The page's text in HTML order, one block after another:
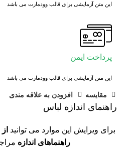
این متن آزمایشی برای قالب وودمارت می باشد
پرداخت ایمن
این متن آزمایشی برای قالب وودمارت می باشد
مقايسه افزودن به علاقه مندی
راهنمای اندازه لباس
برای ویرایش این موارد می توانید
راهنماهای اندازه